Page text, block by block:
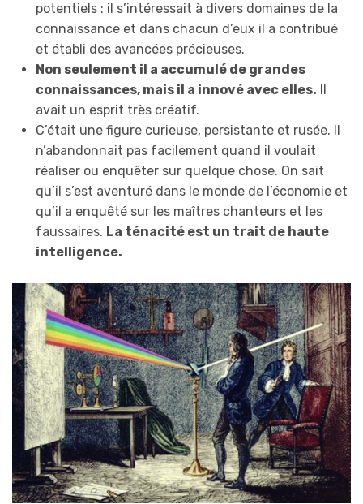
potentiels : il s’intéressait à divers domaines de la
connaissance et dans chacun d’eux il a contribué
et établi des avancées précieuses.
Non seulement il a accumulé de grandes
connaissances, mais il a innové avec elles.
avait un esprit très créatif.
C’était une figure curieuse, persistante et rusée. Il
n’abandonnait pas facilement quand il voulait
réaliser ou enquêter sur quelque chose. On sait
qu’il s’est aventuré dans le monde de l’économie et
qu’il a enquêté sur les maîtres chanteurs et les
faussaires. La ténacité est un trait de haute
intelligence.